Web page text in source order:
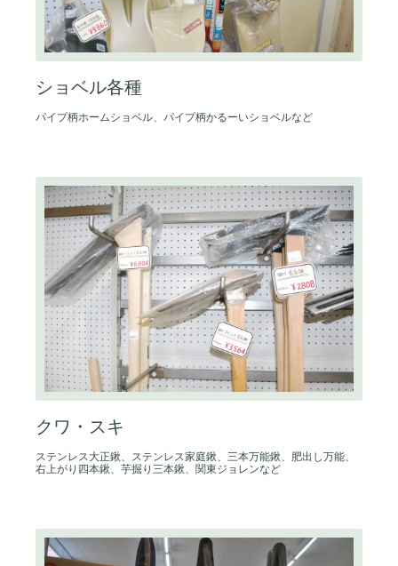
ショベル各種
パイプ柄ホームショベル、パイプ柄かるーいショベルなど
クワ・スキ
ステンレス大正鍬、ステンレス家庭鍬、三本万能鍬、肥出し万能、
右上がり四本鍬、芋掘り三本鍬、関東ジョレンなど